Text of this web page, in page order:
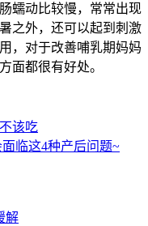
蠕动比较慢，常常出现
之外，还可以起到刺激
，对于改善哺乳期妈妈
面都很有好处。
该吃
临这4种产后问题~
解